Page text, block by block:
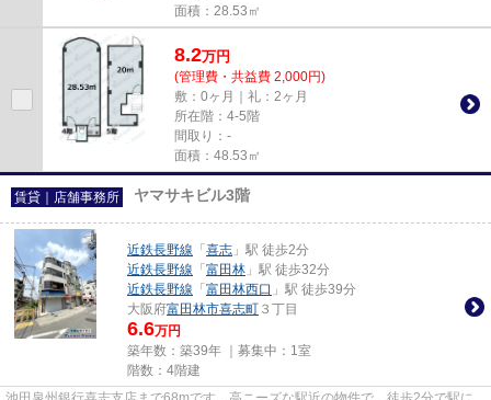
面積：28.53㎡
8.2万円
(管理費・共益費 2,000円)
敷：0ヶ月｜礼：2ヶ月
所在階：4-5階
間取り：-
面積：48.53㎡
賃貸｜店舗事務所 ヤマサキビル3階
近鉄長野線 「 喜志 」駅 徒歩2分
近鉄長野線 「 富田林 」駅 徒歩32分
近鉄長野線 「 富田林西口 」駅 徒歩39分
大阪府富田林市喜志町 ３丁目
6.6万円
築年数：築39年 ｜募集中： 1室
階数：4階建